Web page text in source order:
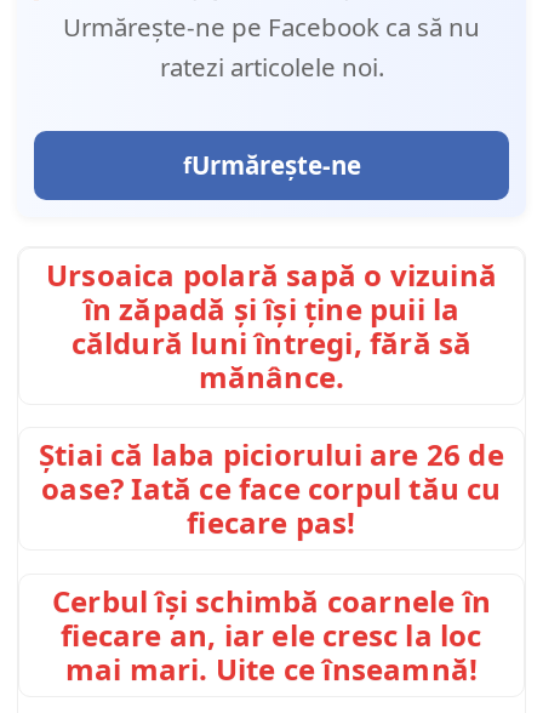
Urmărește-ne pe Facebook ca să nu
ratezi articolele noi.
Urmărește-ne
Ursoaica polară sapă o vizuină
în zăpadă și își ține puii la
căldură luni întregi, fără să
mănânce.
Știai că laba piciorului are 26 de
oase? Iată ce face corpul tău cu
fiecare pas!
Cerbul își schimbă coarnele în
fiecare an, iar ele cresc la loc
mai mari. Uite ce înseamnă!